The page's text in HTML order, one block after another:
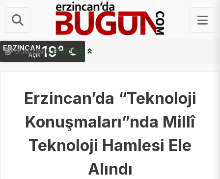
G.ALTIN 6,660.55 ₺
ERZINCAN
Açık 19°
Erzincan’da “Teknoloji
Konuşmaları”nda Millî
Teknoloji Hamlesi Ele
Alındı